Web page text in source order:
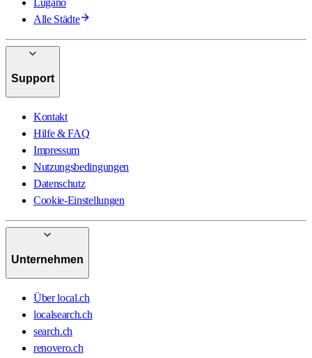
Lugano
Alle Städte
Support
Kontakt
Hilfe & FAQ
Impressum
Nutzungsbedingungen
Datenschutz
Cookie-Einstellungen
Unternehmen
Über local.ch
localsearch.ch
search.ch
renovero.ch